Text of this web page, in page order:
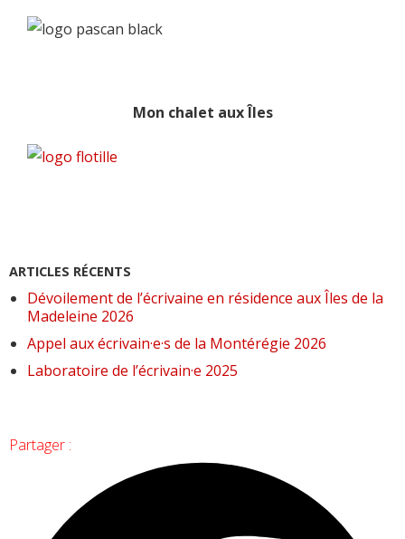
Mon chalet aux Îles
ARTICLES RÉCENTS
Dévoilement de l’écrivaine en résidence aux Îles de la
Madeleine 2026
Appel aux écrivain·e·s de la Montérégie 2026
Laboratoire de l’écrivain·e 2025
Partager :